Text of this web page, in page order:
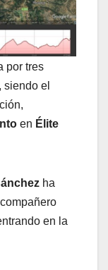
por tres
, siendo el
en Élite
ha
en la